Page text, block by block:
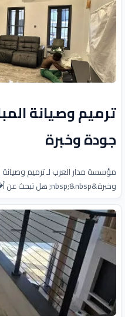
ترميم وصيانة
جودة وخبرة
مؤسسة مدار العرب لـ ترميم
وخبرة&nbsp;&nbsp; هل تبحث عن أ�...